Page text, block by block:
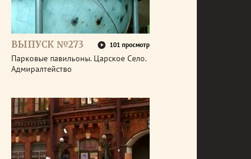
ВЫПУСК №273 101 просмотр
Парковые павильоны. Царское Село.
Адмиралтейство